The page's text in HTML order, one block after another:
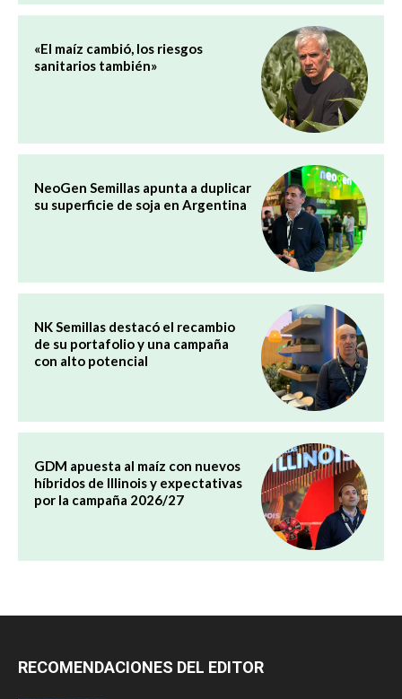
«El maíz cambió, los riesgos
sanitarios también»
NeoGen Semillas apunta a duplicar
su superficie de soja en Argentina
NK Semillas destacó el recambio
de su portafolio y una campaña
con alto potencial
GDM apuesta al maíz con nuevos
híbridos de Illinois y expectativas
por la campaña 2026/27
RECOMENDACIONES DEL EDITOR